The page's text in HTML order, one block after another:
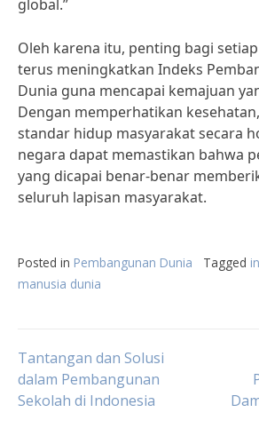
global.”
Oleh karena itu, penting bagi
terus meningkatkan Indeks
Dunia guna mencapai kemajuan
Dengan memperhatikan
standar hidup masyarakat secara
negara dapat memastikan bahwa
yang dicapai benar-benar
seluruh lapisan masyarakat.
Posted in Pembangunan Dunia Tagged
manusia dunia
Post
navigation
Tantangan dan Solusi
dalam Pembangunan
Sekolah di Indonesia